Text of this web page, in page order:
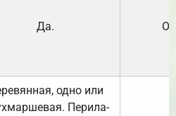
Да.
одно или
Перила-